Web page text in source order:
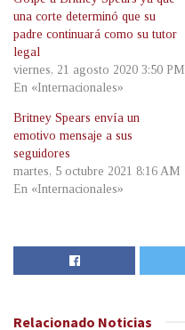
una corte determinó que su
padre continuará como su tutor
legal
viernes, 21 agosto 2020 3:50 PM
En «Internacionales»
Britney Spears envía un
emotivo mensaje a sus
seguidores
martes, 5 octubre 2021 8:16 AM
En «Internacionales»
Relacionado Noticias